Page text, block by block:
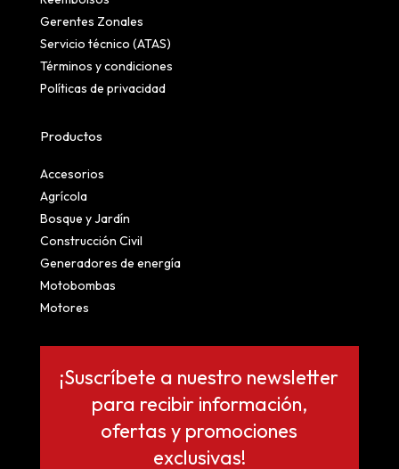
Gerentes Zonales
Servicio técnico (ATAS)
Términos y condiciones
Políticas de privacidad
Productos
Accesorios
Agrícola
Bosque y Jardín
Construcción Civil
Generadores de energía
Motobombas
Motores
¡Suscríbete a nuestro newsletter
para recibir información,
ofertas y promociones
exclusivas!